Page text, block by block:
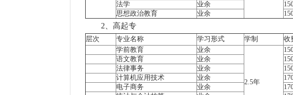
法学
业余
思想政治教育 业余
2、高起专
层次 专业名称 学习形式 学制 收
学前教育
业余
2.5年
语文教育 业余
法律事务
业余
计算机应用技术
业余
电子商务
业余